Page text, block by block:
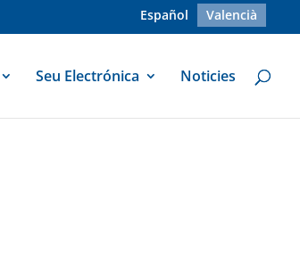
Español Valencià
Seu Electrónica Noticies